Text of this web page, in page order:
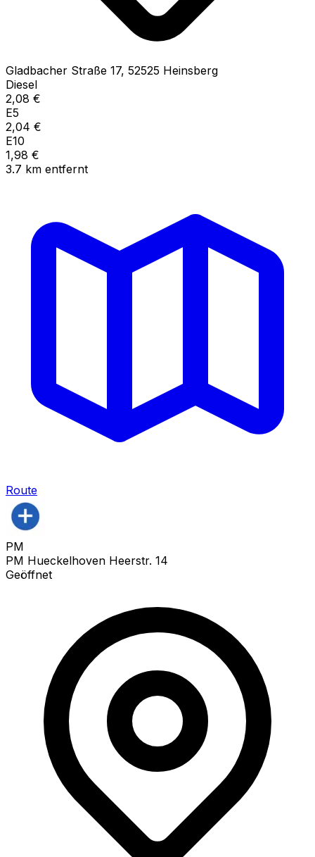
Gladbacher Straße 17, 52525 Heinsberg
Diesel
2,08 €
E5
2,04 €
E10
1,98 €
3.7 km entfernt
Route
PM
PM Hueckelhoven Heerstr. 14
Geöffnet